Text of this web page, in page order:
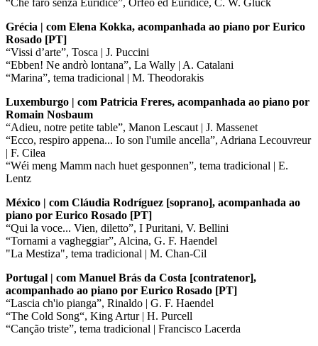
“Che farò senza Euridice”, Orfeo ed Euridice, C. W. Gluck
Grécia | com Elena Kokka, acompanhada ao piano por Eurico
Rosado [PT]
“Vissi d’arte”, Tosca | J. Puccini
“Ebben! Ne andrò lontana”, La Wally | A. Catalani
“Marina”, tema tradicional | M. Theodorakis
Luxemburgo | com Patricia Freres, acompanhada ao piano por
Romain Nosbaum
“Adieu, notre petite table”, Manon Lescaut | J. Massenet
“Ecco, respiro appena... Io son l'umile ancella”, Adriana Lecouvreur
| F. Cilea
“Wéi meng Mamm nach huet gesponnen”, tema tradicional | E.
Lentz
México | com Cláudia Rodríguez [soprano], acompanhada ao
piano por Eurico Rosado [PT]
“Qui la voce... Vien, diletto”, I Puritani, V. Bellini
“Tornami a vagheggiar”, Alcina, G. F. Haendel
"La Mestiza", tema tradicional | M. Chan-Cil
Portugal | com Manuel Brás da Costa [contratenor],
acompanhado ao piano por Eurico Rosado [PT]
“Lascia ch'io pianga”, Rinaldo | G. F. Haendel
“The Cold Song“, King Artur | H. Purcell
“Canção triste”, tema tradicional | Francisco Lacerda